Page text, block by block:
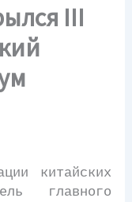
III
китайских
главного